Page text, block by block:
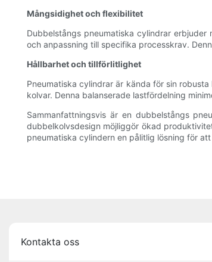
Mångsidighet och flexibilitet
Dubbelstångs pneumatiska cylindrar
och anpassning till specifika processkrav.
Hållbarhet och tillförlitlighet
Pneumatiska cylindrar är kända för sin
kolvar. Denna balanserade lastfördelning
Sammanfattningsvis är en dubbelstångs
dubbelkolvsdesign möjliggör ökad
pneumatiska cylindern en pålitlig lösning för
Kontakta oss